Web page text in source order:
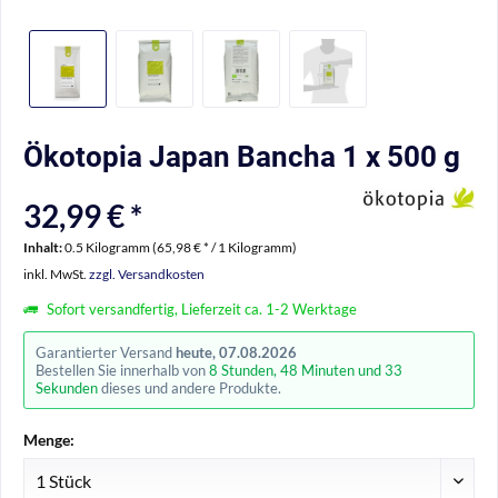
Ökotopia Japan Bancha 1 x 500 g
32,99 € *
Inhalt:0.5 Kilogramm (65,98 € * / 1 Kilogramm)
inkl. MwSt. zzgl. Versandkosten
Sofort versandfertig, Lieferzeit ca. 1-2 Werktage
Garantierter Versand heute, 07.08.2026
Bestellen Sie innerhalb von8 Stunden, 48 Minuten und 32
Sekundendieses und andere Produkte.
Menge: